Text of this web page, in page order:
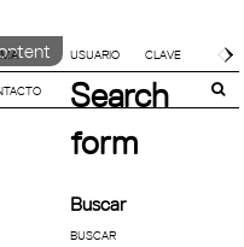
Search
form
Buscar